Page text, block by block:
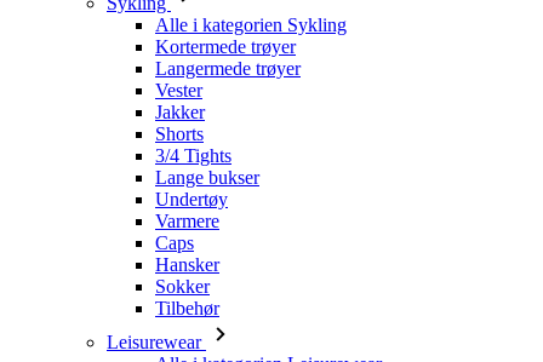
Jakker
Shorts
3/4 Tights
Lange bukser
Undertøy
Varmere
Caps
Hansker
Sokker
Tilbehør
Leisurewear
Alle i kategorien Leisurewear
T-skjorter
Gensere